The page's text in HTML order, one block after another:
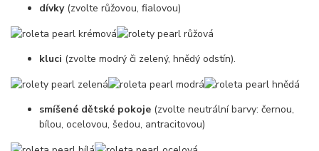
dívky(zvolte růžovou, fialovou)
kluci (zvolte modrý či zelený, hnědý odstín).
smíšené dětské pokoje (zvolte neutrální barvy: černou,
bílou, ocelovou, šedou, antracitovou)